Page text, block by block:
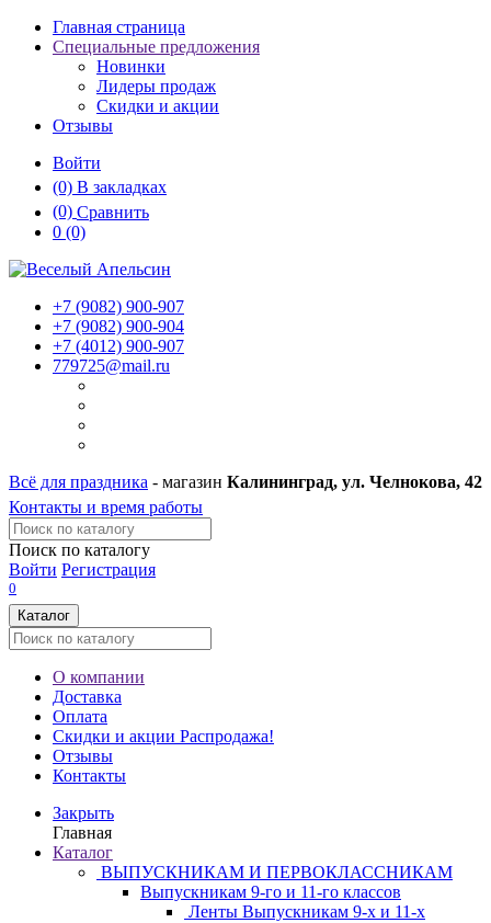
Главная страница
Специальные предложения
Новинки
Лидеры продаж
Скидки и акции
Отзывы
Войти
(0) В закладках
(0) Сравнить
0 (0)
+7 (9082) 900-907
+7 (9082) 900-904
+7 (4012) 900-907
779725@mail.ru
Всё для праздника - магазин Калининград, ул. Челнокова, 42
Контакты и время работы
Поиск по каталогу
Войти Регистрация
0
Каталог
О компании
Доставка
Оплата
Скидки и акции Распродажа!
Отзывы
Контакты
Закрыть
Главная
Каталог
ВЫПУСКНИКАМ И ПЕРВОКЛАССНИКАМ
Выпускникам 9-го и 11-го классов
Ленты Выпускникам 9-х и 11-х